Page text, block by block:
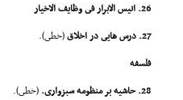
26. انیس الابرار فى وظایف الاخیار
27. درس هایى در اخلاق
(خطى).
فلسفه
28. حاشیه بر منظومه سبزوارى.
(خطى).